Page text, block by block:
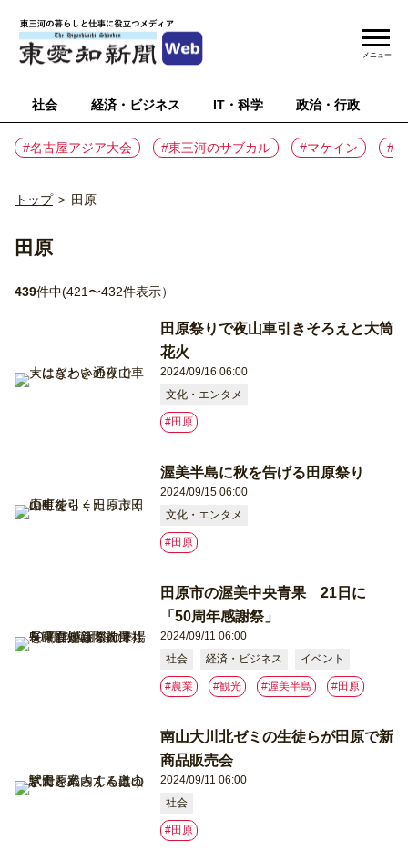
社会 経済・ビジネス IT・科学 政治・行政
#名古屋アジア大会 #東三河のサブカル #マケイン #
メニュー
トップ > ⽥原
⽥原
439件中(421〜432件表示）
田原祭りで夜山車引きそろえと大筒
花火
2024/09/16 06:00
文化・エンタメ
#⽥原
渥美半島に秋を告げる田原祭り
2024/09/15 06:00
文化・エンタメ
#⽥原
田原市の渥美中央青果 21日に
「50周年感謝祭」
2024/09/11 06:00
社会
経済・ビジネス イベント
#農業 #観光 #渥美半島 #⽥原
南山大川北ゼミの生徒らが田原で新
商品販売会
2024/09/11 06:00
社会
#⽥原